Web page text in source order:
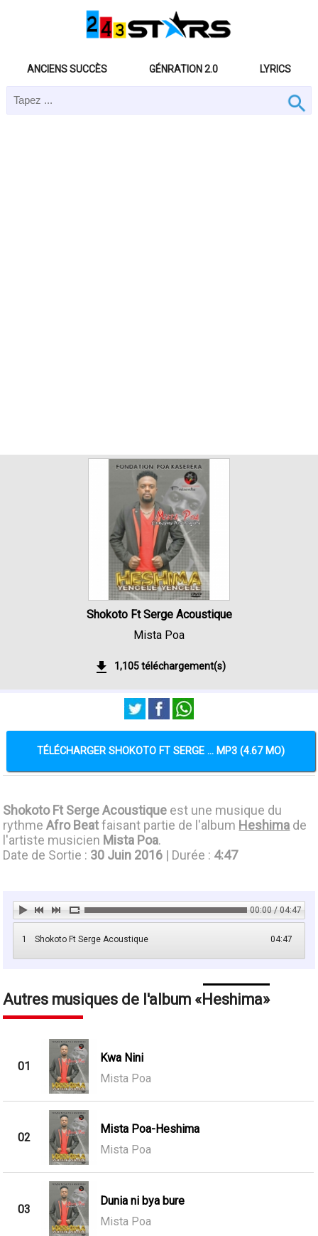
ANCIENS SUCCÈS GÉNRATION 2.0 LYRICS
Shokoto Ft Serge Acoustique
Mista Poa
1,105 téléchargement(s)
TÉLÉCHARGER SHOKOTO FT SERGE ... MP3 (4.67 MO)
Shokoto Ft Serge Acoustique est une musique du
rythmeAfro Beatfaisant partie de l'album Heshima de
l'artiste musicien Mista Poa.
Date de Sortie : 30 Juin 2016 | Durée : 4:47
00:00 / 04:47
1 04:47
Shokoto Ft Serge Acoustique
Autres musiques de l'album Heshima
01
Kwa Nini
Mista Poa
02
Mista Poa-Heshima
Mista Poa
03
Dunia ni bya bure
Mista Poa